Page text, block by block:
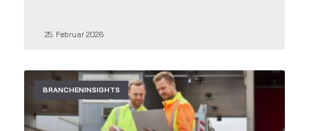
25. Februar 2026
BRANCHENINSIGHTS